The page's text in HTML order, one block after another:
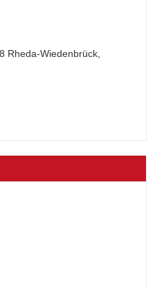
Rheda-Wiedenbrück,